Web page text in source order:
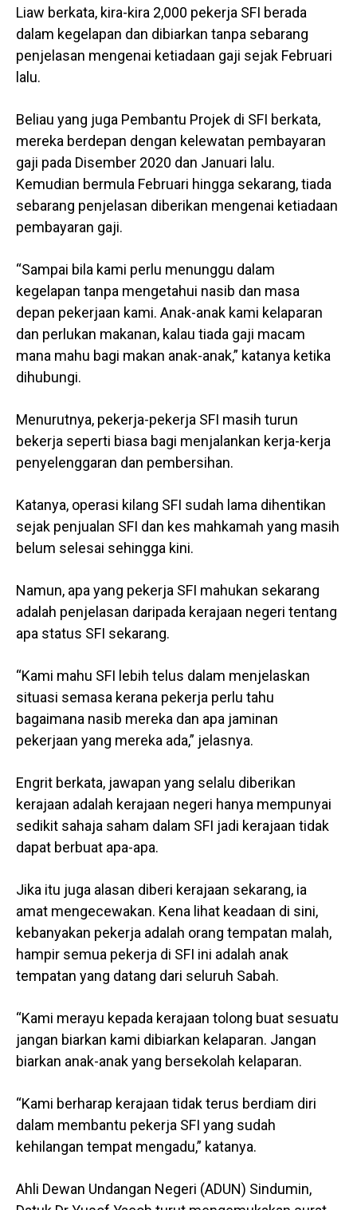
Liaw berkata, kira-kira 2,000 pekerja SFI berada
dalam kegelapan dan dibiarkan tanpa sebarang
penjelasan mengenai ketiadaan gaji sejak Februari
lalu.
Beliau yang juga Pembantu Projek di SFI berkata,
mereka berdepan dengan kelewatan pembayaran
gaji pada Disember 2020 dan Januari lalu.
Kemudian bermula Februari hingga sekarang, tiada
sebarang penjelasan diberikan mengenai ketiadaan
pembayaran gaji.
“Sampai bila kami perlu menunggu dalam
kegelapan tanpa mengetahui nasib dan masa
depan pekerjaan kami. Anak-anak kami kelaparan
dan perlukan makanan, kalau tiada gaji macam
mana mahu bagi makan anak-anak,” katanya ketika
dihubungi.
Menurutnya, pekerja-pekerja SFI masih turun
bekerja seperti biasa bagi menjalankan kerja-kerja
penyelenggaran dan pembersihan.
Katanya, operasi kilang SFI sudah lama dihentikan
sejak penjualan SFI dan kes mahkamah yang masih
belum selesai sehingga kini.
Namun, apa yang pekerja SFI mahukan sekarang
adalah penjelasan daripada kerajaan negeri tentang
apa status SFI sekarang.
“Kami mahu SFI lebih telus dalam menjelaskan
situasi semasa kerana pekerja perlu tahu
bagaimana nasib mereka dan apa jaminan
pekerjaan yang mereka ada,” jelasnya.
Engrit berkata, jawapan yang selalu diberikan
kerajaan adalah kerajaan negeri hanya mempunyai
sedikit sahaja saham dalam SFI jadi kerajaan tidak
dapat berbuat apa-apa.
Jika itu juga alasan diberi kerajaan sekarang, ia
amat mengecewakan. Kena lihat keadaan di sini,
kebanyakan pekerja adalah orang tempatan malah,
hampir semua pekerja di SFI ini adalah anak
tempatan yang datang dari seluruh Sabah.
“Kami merayu kepada kerajaan tolong buat sesuatu
jangan biarkan kami dibiarkan kelaparan. Jangan
biarkan anak-anak yang bersekolah kelaparan.
“Kami berharap kerajaan tidak terus berdiam diri
dalam membantu pekerja SFI yang sudah
kehilangan tempat mengadu,” katanya.
Ahli Dewan Undangan Negeri (ADUN) Sindumin,